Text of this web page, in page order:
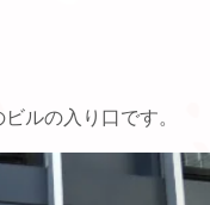
ルの入り口です。